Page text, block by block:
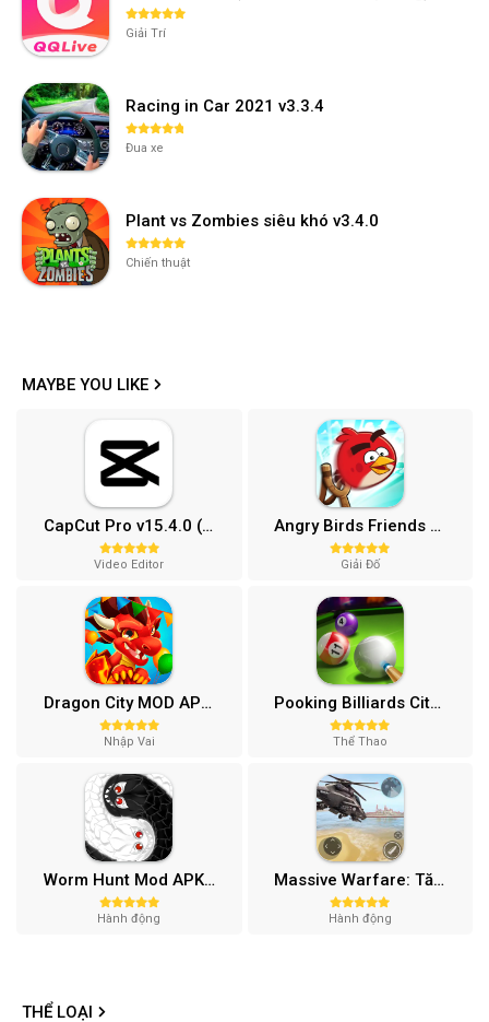
Giải Trí
Racing in Car 2021 v3.3.4
Đua xe
Plant vs Zombies siêu khó v3.4.0
Chiến thuật
MAYBE YOU LIKE
CapCut Pro v15.4.0 (Mở khóa)
Video Editor
Angry Birds Friends MOD APK (Vô Hạn Boosters) 12.3.0
Giải Đố
Dragon City MOD APK (One Hit, Tiền/99 999 Gems 2024) v24.7.2
Nhập Vai
Pooking Billiards City MOD APK (Menu, Full Tiền, Đường Kẻ) v3.0.84
Thể Thao
Worm Hunt Mod APK (Vô hạn tiền) v3.9.5
Hành động
Massive Warfare: Tăng chiến Mod APK v1.81.432
Hành động
THỂ LOẠI